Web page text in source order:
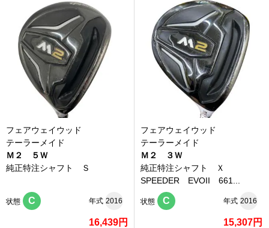
フェアウェイウッド
テーラーメイド
Ｍ２ ５Ｗ
純正特注シャフト Ｓ
状態 C 年式 2016
16,439円
フェアウェイウッド
テーラーメイド
Ｍ２ ３Ｗ
純正特注シャフト Ｘ
SPEEDER EVOII 661...
状態 C 年式 2016
15,307円